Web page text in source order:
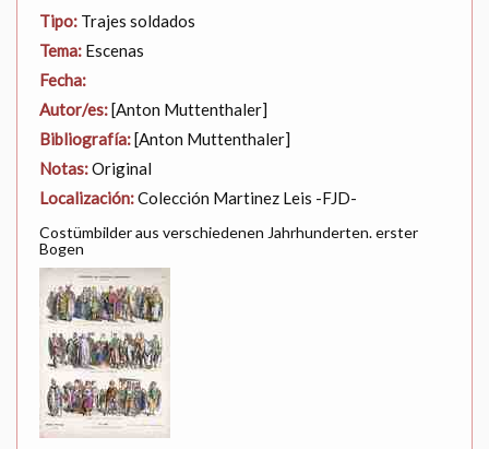
Tipo: Trajes soldados
Tema: Escenas
Fecha:
Autor/es:[Anton Muttenthaler]
Bibliografía:[Anton Muttenthaler]
Notas:Original
Localización:Colección Martinez Leis -FJD-
Costümbilder aus verschiedenen Jahrhunderten. erster
Bogen